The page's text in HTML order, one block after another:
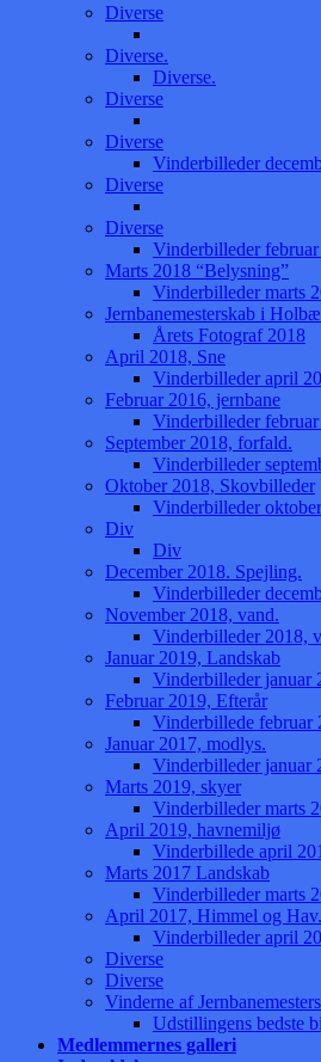
Diverse
Diverse.
Diverse.
Diverse
Diverse
Vinderbilleder
Diverse
Diverse
Vinderbilleder
Marts 2018 “Belysning”
Vinderbilleder marts
Jernbanemesterskab i
Årets Fotograf 2018
April 2018, Sne
Vinderbilleder april
Februar 2016, jernbane
Vinderbilleder
September 2018, forfald.
Vinderbilleder
Oktober 2018, Skovbilleder
Vinderbilleder
Div
Div
December 2018. Spejling.
Vinderbilleder
November 2018, vand.
Vinderbilleder 2018,
Januar 2019, Landskab
Vinderbilleder januar
Februar 2019, Efterår
Vinderbillede februar
Januar 2017, modlys.
Vinderbilleder januar
Marts 2019, skyer
Vinderbilleder marts
April 2019, havnemiljø
Vinderbillede april
Marts 2017 Landskab
Vinderbilleder marts
April 2017, Himmel og Hav.
Vinderbilleder april
Diverse
Diverse
Vinderne af
Udstillingens bedste
Medlemmernes galleri